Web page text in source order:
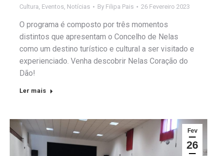
Cultura Eventos Notícias By Filipa Pais 26 Fevereiro 2023
O programa é composto por três momentos
distintos que apresentam o Concelho de Nelas
como um destino turístico e cultural a ser visitado e
experienciado. Venha descobrir Nelas Coração do
Dão!
Ler mais
Fev
26